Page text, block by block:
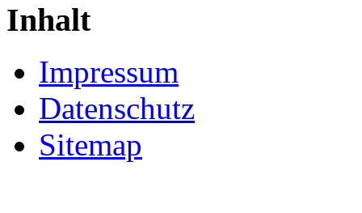
Inhalt
Impressum
Datenschutz
Sitemap